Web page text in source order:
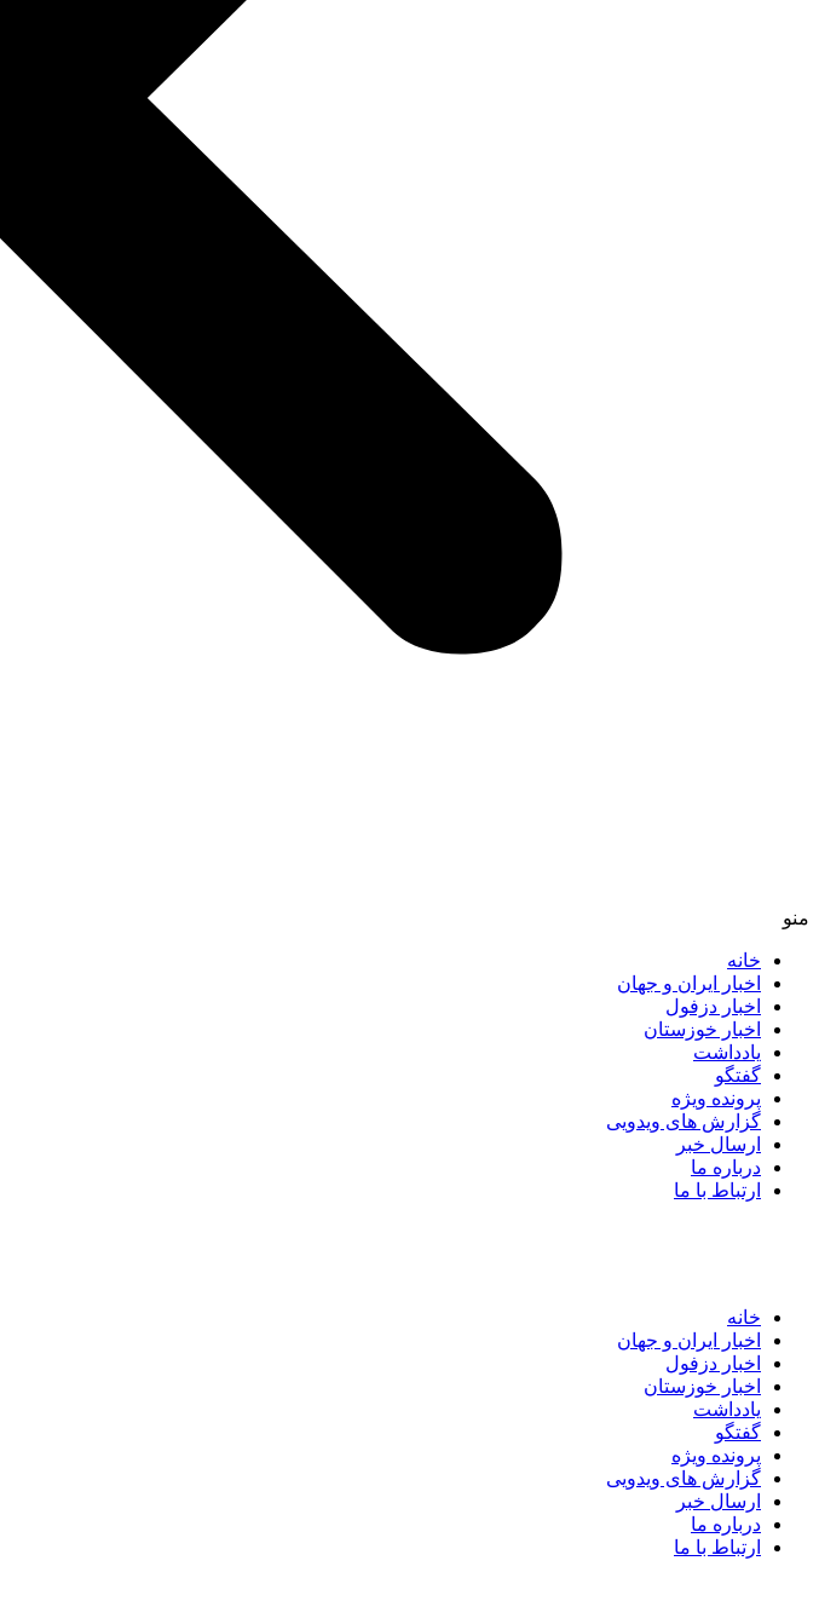
منو
خانه
اخبار ایران و جهان
اخبار دزفول
اخبار خوزستان
یادداشت
گفتگو
پرونده ویژه
گزارش های ویدویی
ارسال خبر
درباره ما
ارتباط با ما
خانه
اخبار ایران و جهان
اخبار دزفول
اخبار خوزستان
یادداشت
گفتگو
پرونده ویژه
گزارش های ویدویی
ارسال خبر
درباره ما
ارتباط با ما